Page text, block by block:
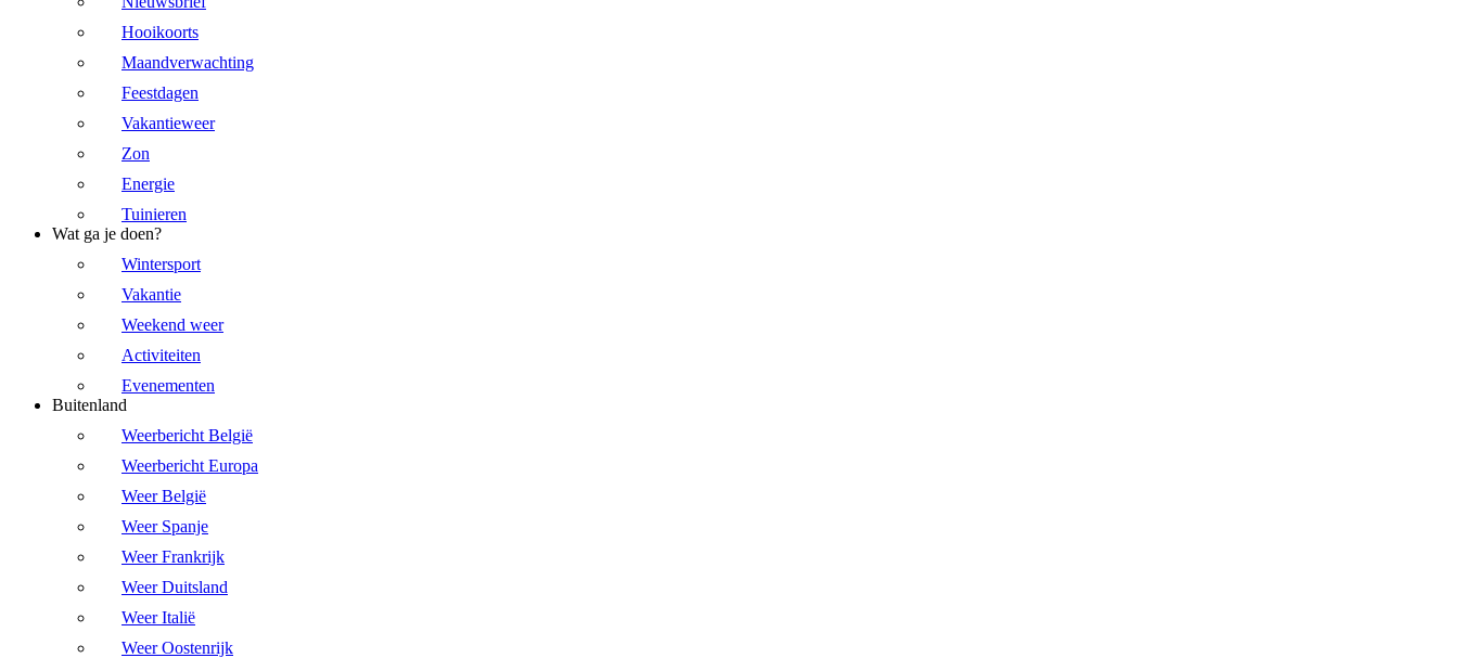
Hooikoorts
Maandverwachting
Feestdagen
Vakantieweer
Zon
Energie
Tuinieren
Wat ga je doen?
Wintersport
Vakantie
Weekend weer
Activiteiten
Evenementen
Buitenland
Weerbericht België
Weerbericht Europa
Weer België
Weer Spanje
Weer Frankrijk
Weer Duitsland
Weer Italië
Weer Oostenrijk